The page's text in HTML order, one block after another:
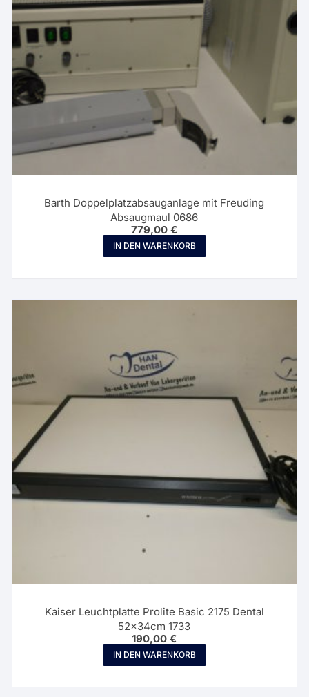
Barth Doppelplatzabsauganlage mit Freuding
Absaugmaul 0686
779,00€
IN DEN WARENKORB
Kaiser Leuchtplatte Prolite Basic 2175 Dental
52x34cm 1733
190,00€
IN DEN WARENKORB